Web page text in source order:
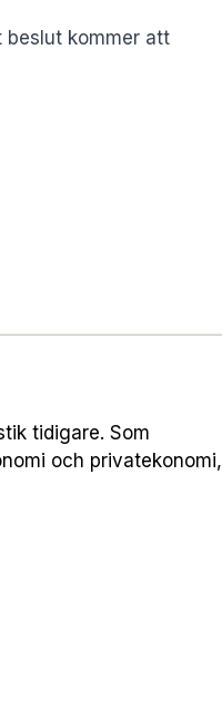
kommer att
tidigare. Som
och privatekonomi,